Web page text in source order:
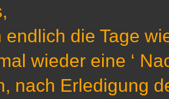
endlich die Tage
wieder eine ‘
nach Erledigung